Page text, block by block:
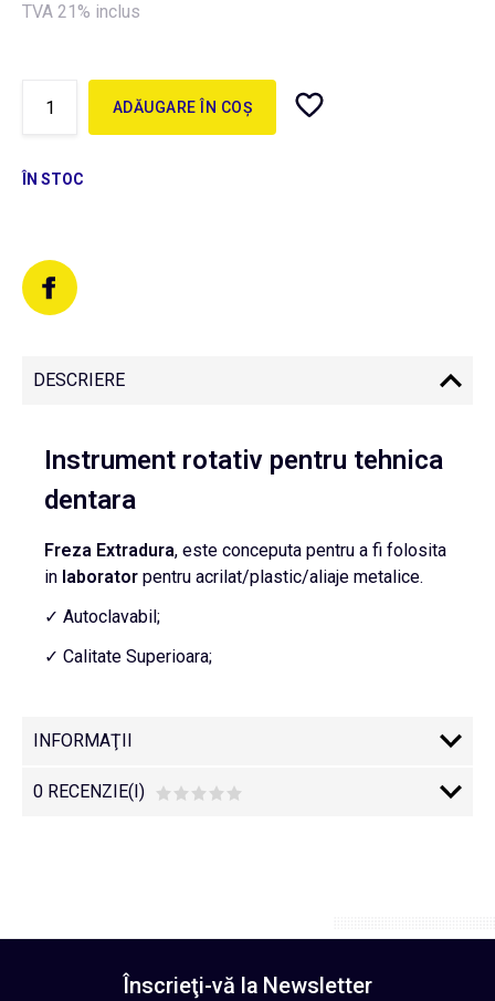
TVA 21% inclus
ADĂUGARE ÎN COȘ
ÎN STOC
DESCRIERE
Instrument rotativ pentru tehnica
dentara
Freza Extradura, este conceputa pentru a fi folosita
in laborator pentru acrilat/plastic/aliaje metalice.
✓ Autoclavabil;
✓ Calitate Superioara;
INFORMAŢII
0 RECENZIE(I)
Înscrieţi-vă la Newsletter